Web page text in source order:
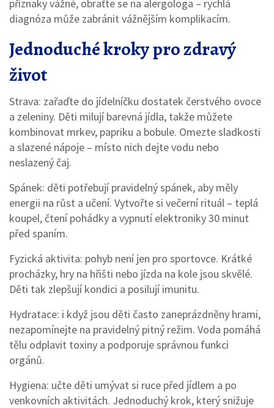
příznaky vážné, obraťte se na alergologa – rychlá
diagnóza může zabránit vážnějším komplikacím.
Jednoduché kroky pro zdravý
život
Strava: zařaďte do jídelníčku dostatek čerstvého ovoce
a zeleniny. Děti milují barevná jídla, takže můžete
kombinovat mrkev, papriku a bobule. Omezte sladkosti
a slazené nápoje – místo nich dejte vodu nebo
neslazený čaj.
Spánek: děti potřebují pravidelný spánek, aby měly
energii na růst a učení. Vytvořte si večerní rituál – teplá
koupel, čtení pohádky a vypnutí elektroniky 30 minut
před spaním.
Fyzická aktivita: pohyb není jen pro sportovce. Krátké
procházky, hry na hřišti nebo jízda na kole jsou skvělé.
Děti tak zlepšují kondici a posilují imunitu.
Hydratace: i když jsou děti často zaneprázdněny hrami,
nezapomínejte na pravidelný pitný režim. Voda pomáhá
tělu odplavit toxiny a podporuje správnou funkci
orgánů.
Hygiena: učte děti umývat si ruce před jídlem a po
venkovních aktivitách. Jednoduchý krok, který snižuje